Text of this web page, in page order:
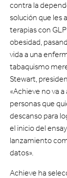
contra la
solución que les
terapias con
obesidad,
vida a una
tabaquismo
Stewart,
«Achieve no va
personas que
descanso para
el inicio del
lanzamiento
datos».
Achieve ha